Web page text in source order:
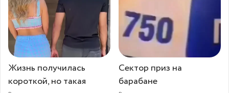
Жизнь получилась
короткой, но такая
Сектор приз на
барабане